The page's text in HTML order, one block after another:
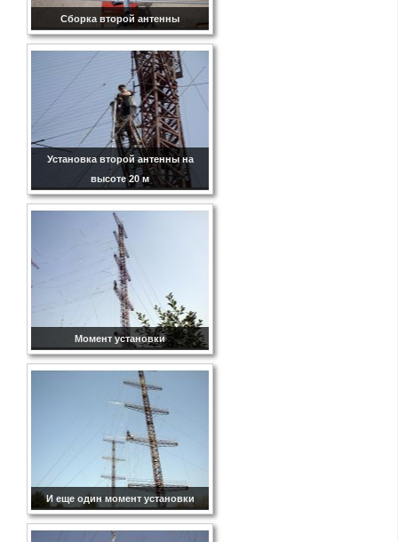
Сборка второй антенны
Установка второй антенны на
высоте 20 м
Момент установки
И еще один момент установки